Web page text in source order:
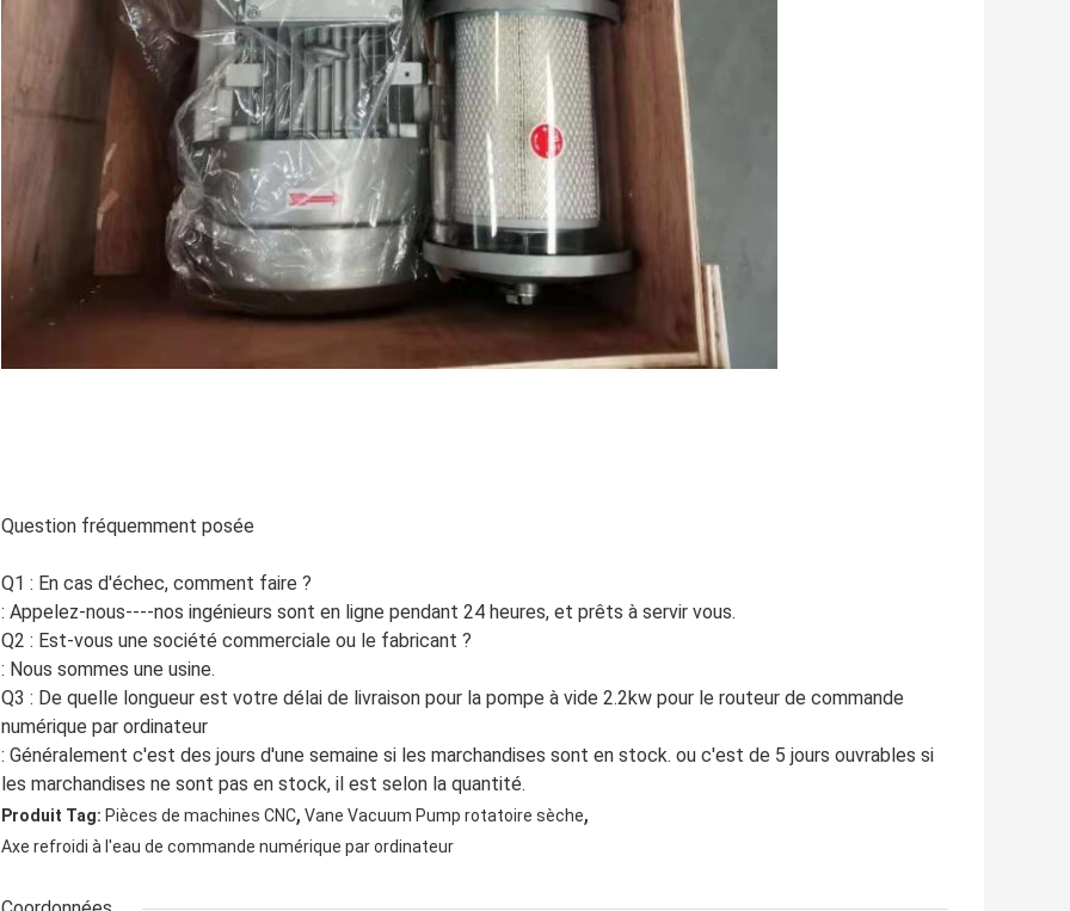
Question fréquemment posée
Q1 : En cas d'échec, comment faire ?
: Appelez-nous----nos ingénieurs sont en ligne pendant 24 heures, et prêts à servir vous.
Q2 : Est-vous une société commerciale ou le fabricant ?
: Nous sommes une usine.
Q3 : De quelle longueur est votre délai de livraison pour la pompe à vide 2.2kw pour le routeur de commande
numérique par ordinateur
: Généralement c'est des jours d'une semaine si les marchandises sont en stock. ou c'est de 5 jours ouvrables si
les marchandises ne sont pas en stock, il est selon la quantité.
Produit Tag: Pièces de machines CNC, Vane Vacuum Pump rotatoire sèche,
Axe refroidi à l'eau de commande numérique par ordinateur